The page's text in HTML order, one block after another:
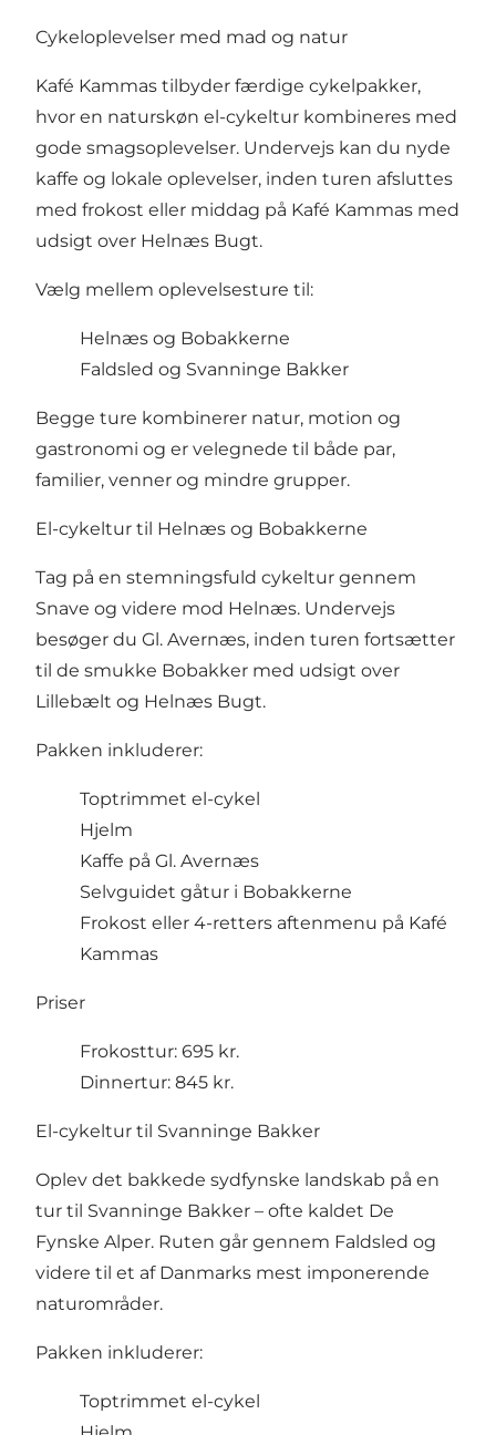
Cykeloplevelser med mad og natur
Kafé Kammas tilbyder færdige cykelpakker,
hvor en naturskøn el-cykeltur kombineres med
gode smagsoplevelser. Undervejs kan du nyde
kaffe og lokale oplevelser, inden turen afsluttes
med frokost eller middag på Kafé Kammas med
udsigt over Helnæs Bugt.
Vælg mellem oplevelsesture til:
Helnæs og Bobakkerne
Faldsled og Svanninge Bakker
Begge ture kombinerer natur, motion og
gastronomi og er velegnede til både par,
familier, venner og mindre grupper.
El-cykeltur til Helnæs og Bobakkerne
Tag på en stemningsfuld cykeltur gennem
Snave og videre mod Helnæs. Undervejs
besøger du Gl. Avernæs, inden turen fortsætter
til de smukke Bobakker med udsigt over
Lillebælt og Helnæs Bugt.
Pakken inkluderer:
Toptrimmet el-cykel
Hjelm
Kaffe på Gl. Avernæs
Selvguidet gåtur i Bobakkerne
Frokost eller 4-retters aftenmenu på Kafé
Kammas
Priser
Frokosttur: 695 kr.
Dinnertur: 845 kr.
El-cykeltur til Svanninge Bakker
Oplev det bakkede sydfynske landskab på en
tur til Svanninge Bakker – ofte kaldet De
Fynske Alper. Ruten går gennem Faldsled og
videre til et af Danmarks mest imponerende
naturområder.
Pakken inkluderer:
Toptrimmet el-cykel